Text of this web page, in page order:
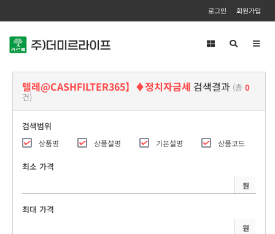
로그인 회원가입
텔레@CASHFILTER365】♦정치자금세 검색결과 (총 0
건)
검색범위
상품명 상품설명 기본설명 상품코드
최소 가격
원
최대 가격
원